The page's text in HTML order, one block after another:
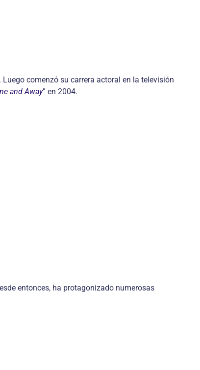
comenzó su carrera actoral en la televisión
and Away” en 2004.
entonces, ha protagonizado numerosas